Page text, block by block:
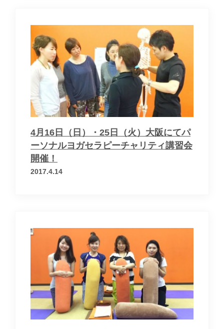
4月16日（日）・25日（火）大阪にてパ
ーソナルヨガセラピーチャリティ講習会
開催！
2017.4.14